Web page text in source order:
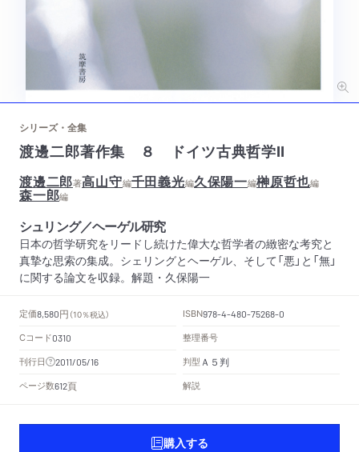
シリーズ・全集
渡邊二郎著作集 ８ ドイツ古典哲学Ⅱ
渡邊二郎著高山守編千田義光編久保陽一編榊原哲也編
森一郎編
シュリング／ヘーゲル研究
日本の哲学研究をリードし続けた偉大な哲学者の緻密な考究と
真摯な思索の集成。シェリングとヘーゲル、そして「悪」と「無」
に関する論文を収録。解題・久保陽一
定価8,580円 （10％税込） ISBN978-4-480-75268-0
Cコード0310
整理番号
刊行日
2011/05/16 判型 Ａ５判
ページ数612頁 解説
購入する